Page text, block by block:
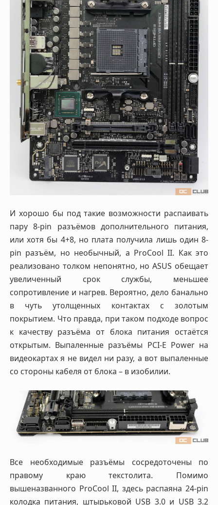
И хорошо бы под такие возможности распаивать
пару 8-pin разъёмов дополнительного питания,
или хотя бы 4+8, но плата получила лишь один 8-
pin разъём, но необычный, а ProCool II. Как это
реализовано толком непонятно, но ASUS обещает
увеличенный срок службы, меньшее
сопротивление и нагрев. Вероятно, дело банально
в чуть утолщенных контактах с золотым
покрытием. Что правда, при таком подходе вопрос
к качеству разъёма от блока питания остаётся
открытым. Выпаленные разъёмы PCI-E Power на
видеокартах я не видел ни разу, а вот выпаленные
со стороны кабеля от блока – в изобилии.
Все необходимые разъёмы сосредоточены по
правому краю текстолита. Помимо
вышеназванного ProCool II, здесь распаяна 24-pin
колодка питания, штырьковой USB 3.0 и USB 3.2